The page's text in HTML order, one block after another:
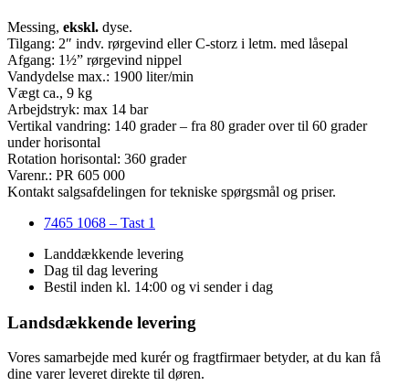
Messing, ekskl. dyse.
Tilgang: 2″ indv. rørgevind eller C-storz i letm. med låsepal
Afgang: 1½” rørgevind nippel
Vandydelse max.: 1900 liter/min
Vægt ca., 9 kg
Arbejdstryk: max 14 bar
Vertikal vandring: 140 grader – fra 80 grader over til 60 grader
under horisontal
Rotation horisontal: 360 grader
Varenr.: PR 605 000
Kontakt salgsafdelingen for tekniske spørgsmål og priser.
7465 1068 – Tast 1
Landdækkende levering
Dag til dag levering
Bestil inden kl. 14:00 og vi sender i dag
Landsdækkende levering
Vores samarbejde med kurér og fragtfirmaer betyder, at du kan få
dine varer leveret direkte til døren.